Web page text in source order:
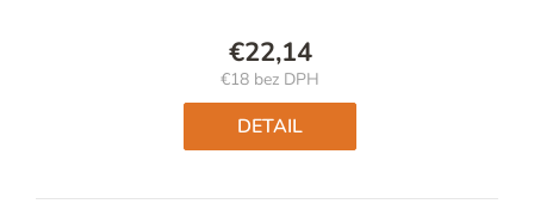
€22,14
€18 bez DPH
Jednotková
cena:
DETAIL